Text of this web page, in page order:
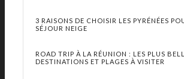
3 RAISONS DE CHOISIR LES PYRÉNÉES
SÉJOUR NEIGE
ROAD TRIP À LA RÉUNION : LES PLUS
DESTINATIONS ET PLAGES À VISITER